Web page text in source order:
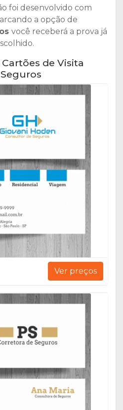
foi desenvolvido com
a opção de
você receberá a prova já
de Visita
Ver preços